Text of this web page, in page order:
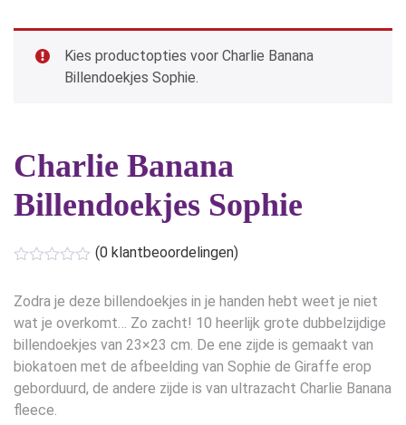
Onze merken
Kies productopties voor Charlie Banana
Billendoekjes Sophie.
Charlie Banana
Billendoekjes Sophie
(0 klantbeoordelingen)
Zodra je deze billendoekjes in je handen hebt weet je niet
wat je overkomt… Zo zacht! 10 heerlijk grote dubbelzijdige
billendoekjes van 23×23 cm. De ene zijde is gemaakt van
biokatoen met de afbeelding van Sophie de Giraffe erop
geborduurd, de andere zijde is van ultrazacht Charlie Banana
fleece.